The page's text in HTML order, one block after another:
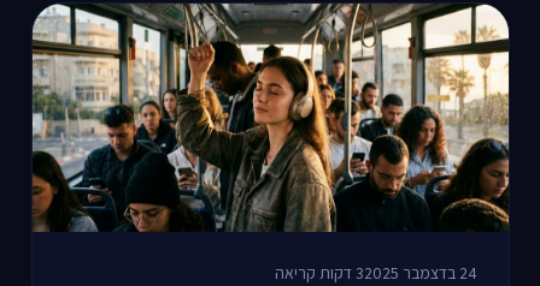
24 בדצמבר 2025 3 דקות קריאה